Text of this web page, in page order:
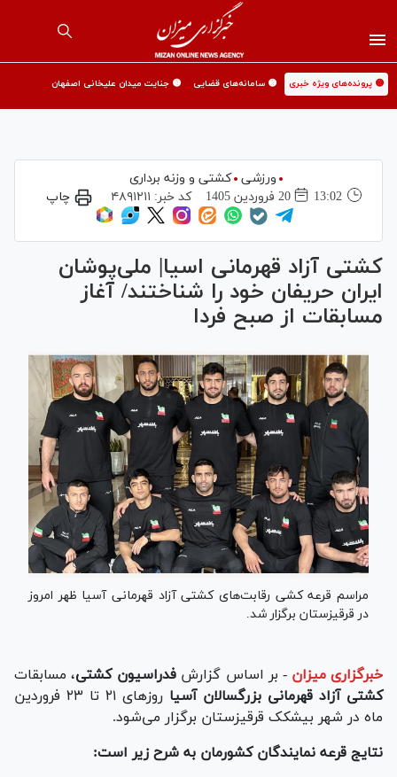
🟡 پرونده‌های ویژه خبری 🟡 سامانه‌های قضایی 🟡 جنایت میدان علیخانی اصفهان
ورزشی
کشتی و وزنه برداری
13:02
20 فروردين 1405 کد خبر: ۴۸۹۱۲۱۱ چاپ
کشتی آزاد قهرمانی اسیا| ملی‌پوشان
ایران حریفان خود را شناختند/ آغاز
مسابقات از صبح فردا
مراسم قرعه کشی رقابت‌های کشتی آزاد قهرمانی آسیا ظهر امروز
در قرقیزستان برگزار شد.
خبرگزاری میزان - بر اساس گزارشفدراسیون کشتی، مسابقات
کشتی آزاد قهرمانی بزرگسالان آسیا
روز‌های ۲۱ تا ۲۳ فروردین
ماه در شهر بیشکک قرقیزستان برگزار می‌شود.
نتایج قرعه نمایندگان کشورمان به شرح زیر است: